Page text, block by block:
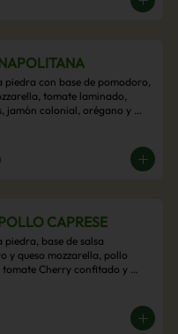
piedra con base de pomodoro,
tomate laminado,
jamón colonial, orégano y
CAPRESE
piedra, base de salsa
y queso mozzarella, pollo
tomate Cherry confitado y